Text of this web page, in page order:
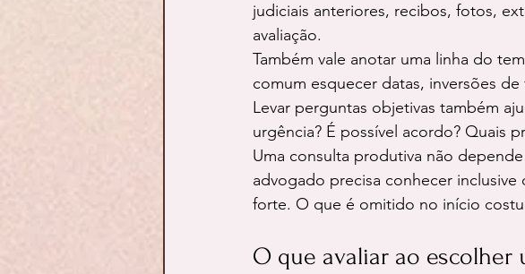
judiciais anteriores, recibos, fotos,
avaliação.
Também vale anotar uma linha do
comum esquecer datas, inversões
Levar perguntas objetivas também
urgência? É possível acordo? Quais
Uma consulta produtiva não
advogado precisa conhecer
forte. O que é omitido no início
O que avaliar ao escolher